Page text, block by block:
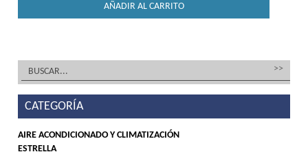
AÑADIR AL CARRITO
CATEGORÍA
AIRE ACONDICIONADO Y CLIMATIZACIÓN
ESTRELLA